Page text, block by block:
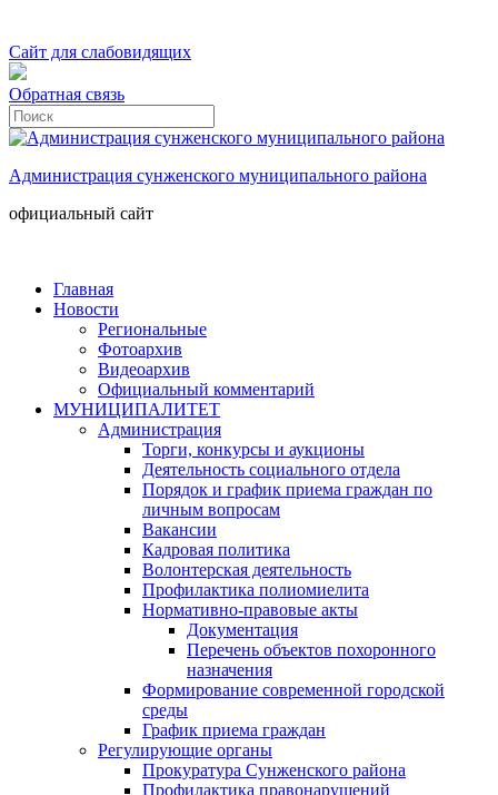
Сайт для слабовидящих
Обратная связь
Администрация сунженского муниципального района
официальный сайт
Главная
Новости
Региональные
Фотоархив
Видеоархив
Официальный комментарий
МУНИЦИПАЛИТЕТ
Администрация
Торги, конкурсы и аукционы
Деятельность социального отдела
Порядок и график приема граждан по
личным вопросам
Вакансии
Кадровая политика
Волонтерская деятельность
Профилактика полиомиелита
Нормативно-правовые акты
Документация
Перечень объектов похоронного
назначения
Формирование современной городской
среды
График приема граждан
Регулирующие органы
Прокуратура Сунженского района
Профилактика правонарушений